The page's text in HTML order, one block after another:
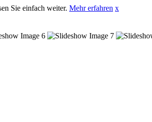
Sie einfach weiter. Mehr erfahren x